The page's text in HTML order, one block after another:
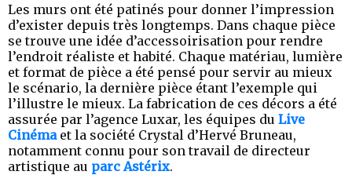
Les murs ont été patinés pour donner l’impression
d’exister depuis très longtemps. Dans chaque pièce
se trouve une idée d’accessoirisation pour rendre
l’endroit réaliste et habité. Chaque matériau, lumière
et format de pièce a été pensé pour servir au mieux
le scénario, la dernière pièce étant l’exemple qui
l’illustre le mieux. La fabrication de ces décors a été
assurée par l’agence Luxar, les équipes du Live
Cinémaet la société Crystal d’Hervé Bruneau,
notamment connu pour son travail de directeur
artistique au parc Astérix.